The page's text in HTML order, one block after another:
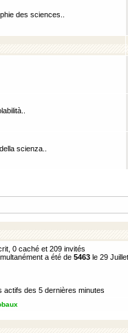
des sciences..
scienza..
0 caché et 209 invités
a été de 5463 le 29
actifs des 5 dernières minutes